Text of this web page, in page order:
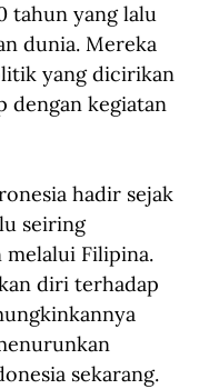
tahun yang lalu
dunia. Mereka
yang dicirikan
dengan kegiatan
hadir sejak
seiring
melalui Filipina.
diri terhadap
sekarang.